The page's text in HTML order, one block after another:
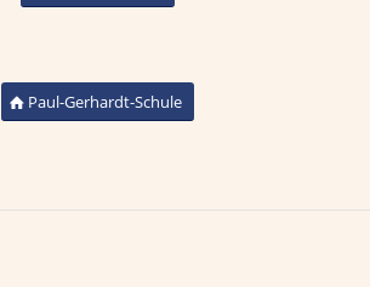
Paul-Gerhardt-Schule